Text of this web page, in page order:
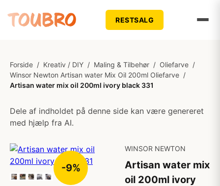
RESTSALG
Forside / Kreativ / DIY / Maling & Tilbehør / Oliefarve /
Winsor Newton Artisan water Mix Oil 200ml Oliefarve /
Artisan water mix oil 200ml ivory black 331
Dele af indholdet på denne side kan være genereret
med hjælp fra AI.
-9%
WINSOR NEWTON
Artisan water mix
oil 200ml ivory